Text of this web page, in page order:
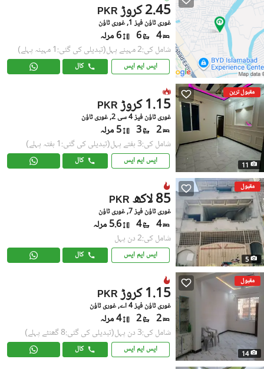
PKR 2.45 کروڑ
غوری ٹاؤن فیز 1, غوری ٹاؤن
4
6 6 مرلہ
شامل کی:2 مہینے پہل (تبدیلی کی گئی:1 مہینہ پہلے)
ایس ایم ایس کال
مقبول ترین
11
PKR 1.15 کروڑ
غوری ٹاؤن فیز 4 سی 2, غوری ٹاؤن
2
3 5 مرلہ
شامل کی:3 ہفتے پہل (تبدیلی کی گئی:1 ہفتہ پہلے)
ایس ایم ایس کال
مقبول
5
PKR 85 لاکھ
غوری ٹاؤن فیز 7, غوری ٹاؤن
4
4 5.6 مرلہ
شامل کی:2 دن پہل
ایس ایم ایس کال
مقبول
14
PKR 1.15 کروڑ
غوری ٹاؤن فیز 4 اے, غوری ٹاؤن
2
2 4 مرلہ
شامل کی:3 دن پہل (تبدیلی کی گئی:8 گھنٹے پہلے)
ایس ایم ایس کال